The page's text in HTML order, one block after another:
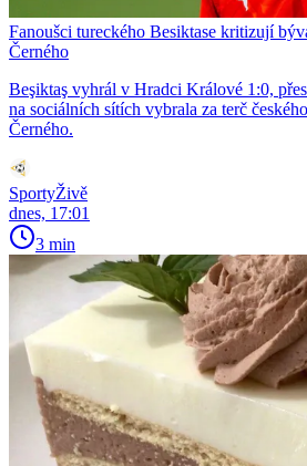
Fanoušci tureckého Besiktase kritizují
Černého
Beşiktaş vyhrál v Hradci Králové 1:0,
na sociálních sítích vybrala za terč
Černého.
SportyŽivě
dnes, 17:01
3 min